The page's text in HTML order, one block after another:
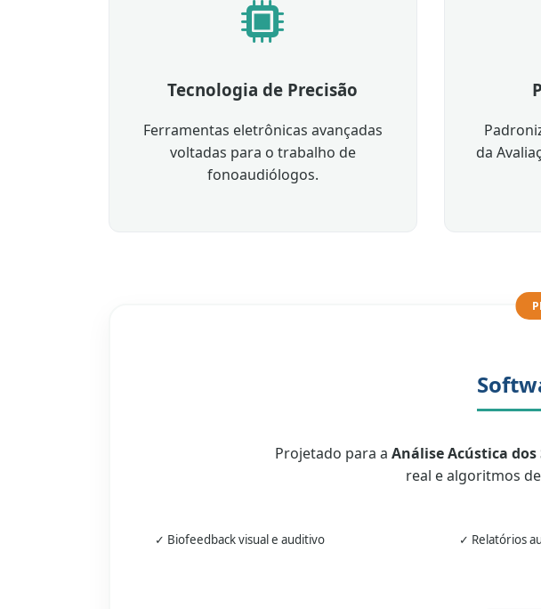
Tecnologia de Precisão
Ferramentas eletrônicas avançadas
voltadas para o trabalho de
fonoaudiólogos.
da
Projetado para a Análise Acústica
real e algoritmos
✓ Biofeedback visual e auditivo ✓ Relatórios